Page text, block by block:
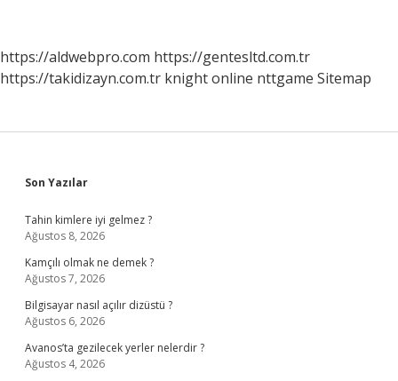
https://aldwebpro.com https://gentesltd.com.tr
https://takidizayn.com.tr knight online nttgame Sitemap
Sidebar
Son Yazılar
Tahin kimlere iyi gelmez ?
Ağustos 8, 2026
Kamçılı olmak ne demek ?
Ağustos 7, 2026
Bilgisayar nasıl açılır dizüstü ?
Ağustos 6, 2026
Avanos’ta gezilecek yerler nelerdir ?
Ağustos 4, 2026